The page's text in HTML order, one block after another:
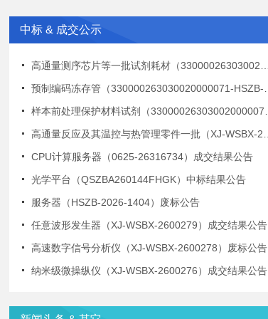
中标 & 成交公示
高通量测序芯片等一批试剂耗材（330000263030020000072-HSZB-2026-1258）中标结果公告
预制编码冻存管（330000263030020000071-HSZB-2026-1257）中标结果公告
样本前处理保护材料试剂（330000263030020000070-HSZB-2026-1265）中标结果公告
高通量反应及其温控与热管理零件一批（XJ-WSBX-2600266）成交结果公告
CPU计算服务器（0625-26316734）成交结果公告
光学平台（QSZBA260144FHGK）中标结果公告
服务器（HSZB-2026-1404）废标公告
任意波形发生器（XJ-WSBX-2600279）成交结果公告
高速数字信号分析仪（XJ-WSBX-2600278）废标公告
纳米级微操纵仪（XJ-WSBX-2600276）成交结果公告